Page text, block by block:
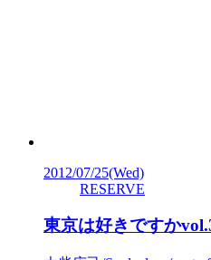
2012/07/25(Wed)
RESERVE
東京は好きですか